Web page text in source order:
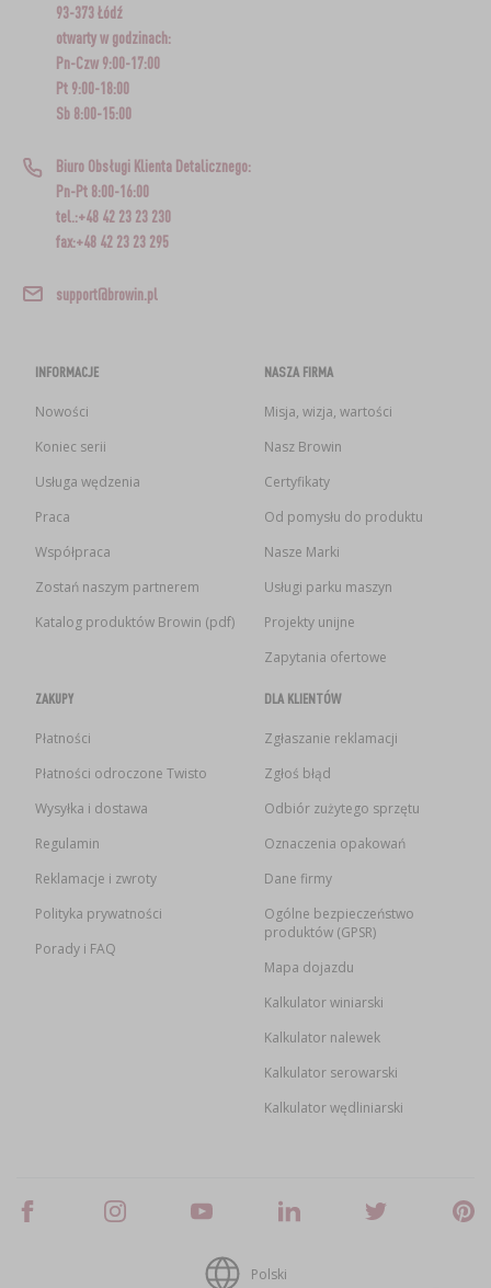
93-373 Łódź
otwarty w godzinach:
Pn-Czw 9:00-17:00
Pt 9:00-18:00
Sb 8:00-15:00
Biuro Obsługi Klienta Detalicznego:
Pn-Pt 8:00-16:00
tel.:+48 42 23 23 230
fax:+48 42 23 23 295
support@browin.pl
INFORMACJE
Nowości
Koniec serii
Usługa wędzenia
Praca
Współpraca
Zostań naszym partnerem
Katalog produktów Browin (pdf)
NASZA FIRMA
Misja, wizja, wartości
Nasz Browin
Certyfikaty
Od pomysłu do produktu
Nasze Marki
Usługi parku maszyn
Projekty unijne
Zapytania ofertowe
ZAKUPY
Płatności
Płatności odroczone Twisto
Wysyłka i dostawa
Regulamin
Reklamacje i zwroty
Polityka prywatności
Porady i FAQ
DLA KLIENTÓW
Zgłaszanie reklamacji
Zgłoś błąd
Odbiór zużytego sprzętu
Oznaczenia opakowań
Dane firmy
Ogólne bezpieczeństwo
produktów (GPSR)
Mapa dojazdu
Kalkulator winiarski
Kalkulator nalewek
Kalkulator serowarski
Kalkulator wędliniarski
Polski